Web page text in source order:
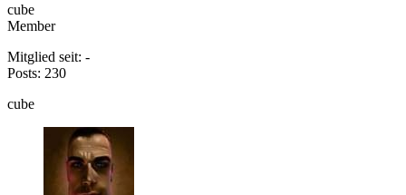
cube
Member
Mitglied seit: -
Posts: 230
cube